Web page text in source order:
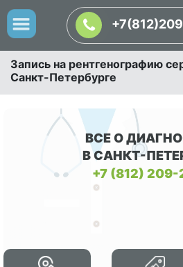
Запись на рентгенографию
Санкт-Петербурге
ВСЕ О
В САНКТ-
+7 (812)